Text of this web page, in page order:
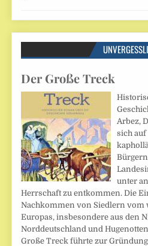
Der Große Treck
Arbez,
sich
unter
Herrschaft zu entkommen. Die
Nachkommen von Siedlern vom
Europas, insbesondere aus den
Norddeutschland und
Große Treck führte zur